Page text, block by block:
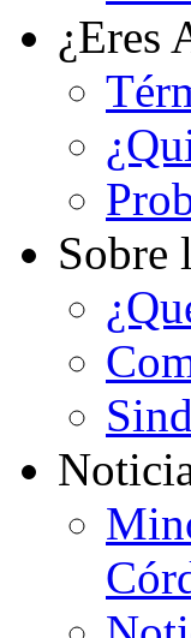
¿Eres
Sobre